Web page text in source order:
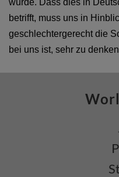
wurde. Dass dies in
betrifft, muss uns in
geschlechtergerecht die
bei uns ist, sehr zu